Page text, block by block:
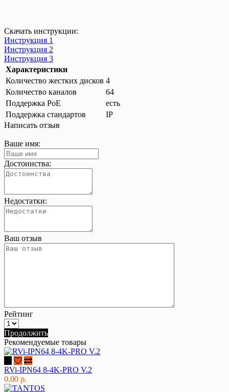
Скачать инструкции:
Инструкция 1
Инструкция 2
Инструкция 3
Характеристики
Количество жестких дисков 4
Количество каналов
64
Поддержка PoE
есть
Поддержка стандартов
IP
Написать отзыв
Ваше имя:
Достоинства:
Недостатки:
Ваш отзыв
Рейтинг
Продолжить
Рекомендуемые товары
RVi-IPN64 8-4K-PRO V.2
0.00 р.